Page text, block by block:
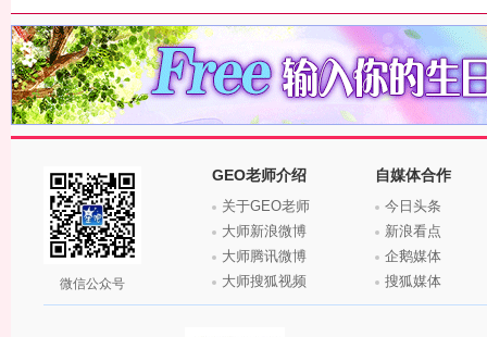
微信公众号
GEO老师介绍
关于GEO老师
大师新浪微博
大师腾讯微博
大师搜狐视频
自媒体合作
今日头条
新浪看点
企鹅媒体
搜狐媒体